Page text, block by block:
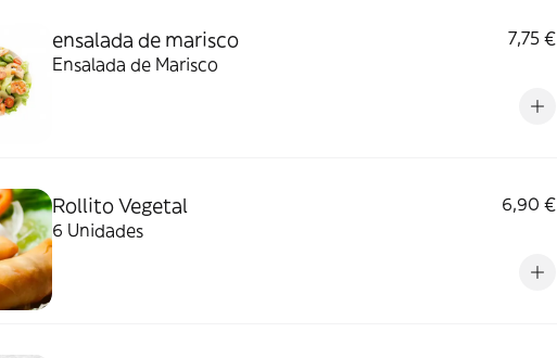
ensalada de marisco
7,75 €
Ensalada de Marisco
Rollito Vegetal
6,90 €
6 Unidades